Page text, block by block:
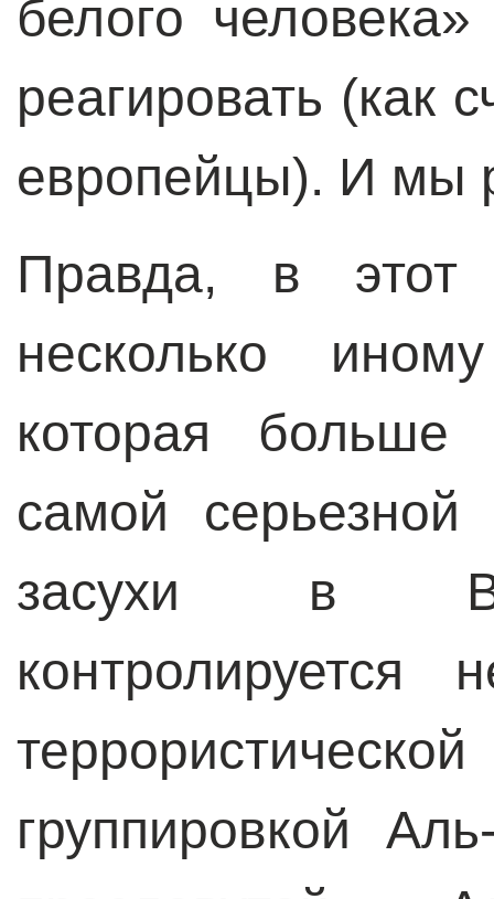
белого
реагировать (как
европейцы). И мы
Правда, в
несколько
которая больше
самой
засухи в
контролируется
группировкой